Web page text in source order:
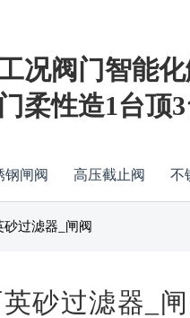
况阀门智能
柔性造1台顶
钢闸阀 高压截止阀 不
过滤器_闸阀
砂过滤器_